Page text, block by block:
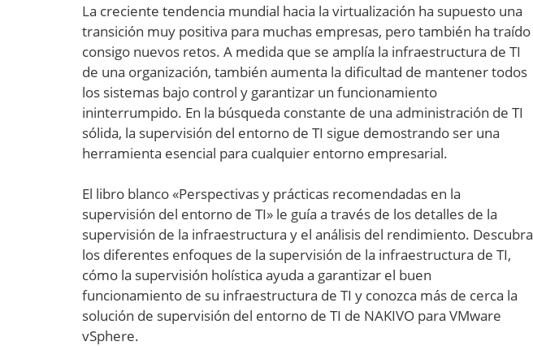
La creciente tendencia mundial hacia la virtualización ha supuesto una
transición muy positiva para muchas empresas, pero también ha traído
consigo nuevos retos. A medida que se amplía la infraestructura de TI
de una organización, también aumenta la dificultad de mantener todos
los sistemas bajo control y garantizar un funcionamiento
ininterrumpido. En la búsqueda constante de una administración de TI
sólida, la supervisión del entorno de TI sigue demostrando ser una
herramienta esencial para cualquier entorno empresarial.
El libro blanco «Perspectivas y prácticas recomendadas en la
supervisión del entorno de TI» le guía a través de los detalles de la
supervisión de la infraestructura y el análisis del rendimiento. Descubra
los diferentes enfoques de la supervisión de la infraestructura de TI,
cómo la supervisión holística ayuda a garantizar el buen
funcionamiento de su infraestructura de TI y conozca más de cerca la
solución de supervisión del entorno de TI de NAKIVO para VMware
vSphere.